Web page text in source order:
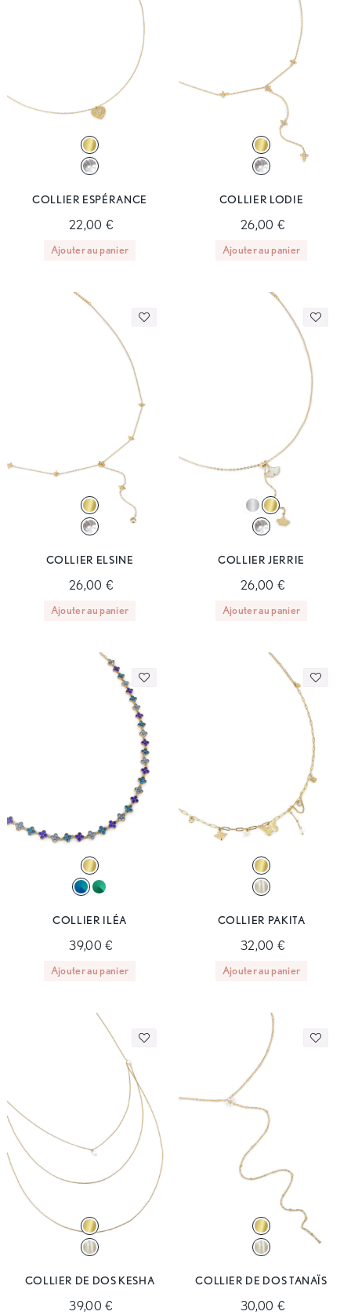
COLLIER ESPÉRANCE
22,00 €
Ajouter au panier
COLLIER LODIE
26,00 €
Ajouter au panier
COLLIER ELSINE
26,00 €
Ajouter au panier
COLLIER JERRIE
26,00 €
Ajouter au panier
COLLIER ILÉA
39,00 €
Ajouter au panier
COLLIER PAKITA
32,00 €
Ajouter au panier
COLLIER DE DOS KESHA
39,00 €
COLLIER DE DOS TANAÏS
30,00 €